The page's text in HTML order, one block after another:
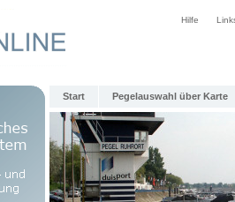
Hilfe
Start Pegelauswahl über Karte